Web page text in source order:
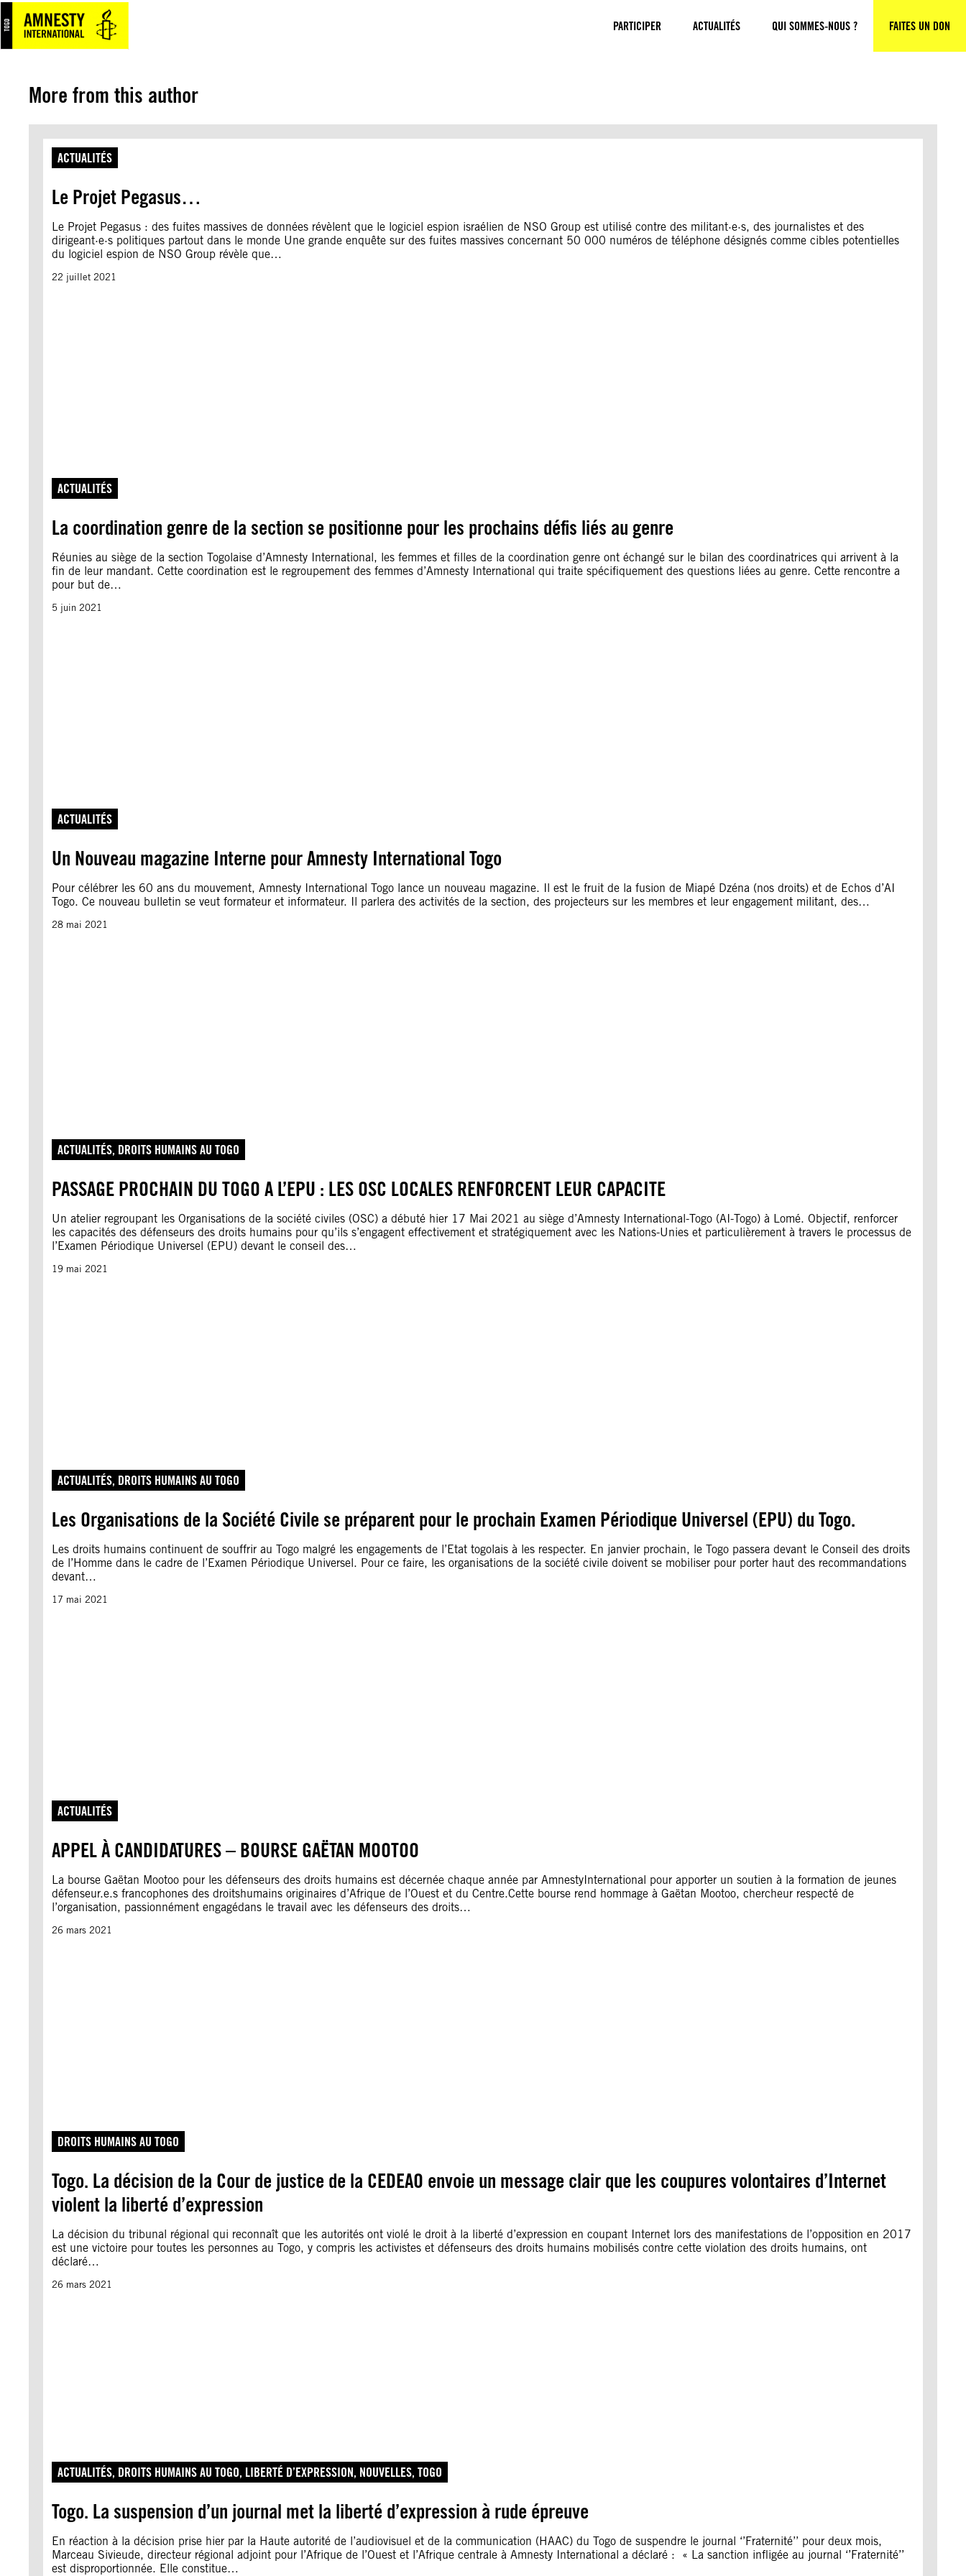
PARTICIPER ACTUALITÉS QUI SOMMES-NOUS ? FAITES UN DON
Aller
au
contenu
More from this author
ACTUALITÉS
Le Projet Pegasus…
Le Projet Pegasus : des fuites massives de données révèlent que le logiciel espion israélien de NSO Group est utilisé contre des militant·e·s, des journalistes et des
dirigeant·e·s politiques partout dans le monde Une grande enquête sur des fuites massives concernant 50 000 numéros de téléphone désignés comme cibles potentielles
du logiciel espion de NSO Group révèle que…
22 juillet 2021
ACTUALITÉS
La coordination genre de la section se positionne pour les prochains défis liés au genre
Réunies au siège de la section Togolaise d’Amnesty International, les femmes et filles de la coordination genre ont échangé sur le bilan des coordinatrices qui arrivent à la
fin de leur mandant. Cette coordination est le regroupement des femmes d’Amnesty International qui traite spécifiquement des questions liées au genre. Cette rencontre a
pour but de…
5 juin 2021
ACTUALITÉS
Un Nouveau magazine Interne pour Amnesty International Togo
Pour célébrer les 60 ans du mouvement, Amnesty International Togo lance un nouveau magazine. Il est le fruit de la fusion de Miapé Dzéna (nos droits) et de Echos d’AI
Togo. Ce nouveau bulletin se veut formateur et informateur. Il parlera des activités de la section, des projecteurs sur les membres et leur engagement militant, des…
28 mai 2021
ACTUALITÉS, DROITS HUMAINS AU TOGO
PASSAGE PROCHAIN DU TOGO A L’EPU : LES OSC LOCALES RENFORCENT LEUR CAPACITE
Un atelier regroupant les Organisations de la société civiles (OSC) a débuté hier 17 Mai 2021 au siège d’Amnesty International-Togo (AI-Togo) à Lomé. Objectif, renforcer
les capacités des défenseurs des droits humains pour qu’ils s’engagent effectivement et stratégiquement avec les Nations-Unies et particulièrement à travers le processus de
l’Examen Périodique Universel (EPU) devant le conseil des…
19 mai 2021
ACTUALITÉS, DROITS HUMAINS AU TOGO
Les Organisations de la Société Civile se préparent pour le prochain Examen Périodique Universel (EPU) du Togo.
Les droits humains continuent de souffrir au Togo malgré les engagements de l’Etat togolais à les respecter. En janvier prochain, le Togo passera devant le Conseil des droits
de l’Homme dans le cadre de l’Examen Périodique Universel. Pour ce faire, les organisations de la société civile doivent se mobiliser pour porter haut des recommandations
devant…
17 mai 2021
ACTUALITÉS
APPEL À CANDIDATURES – BOURSE GAËTAN MOOTOO
La bourse Gaëtan Mootoo pour les défenseurs des droits humains est décernée chaque année par AmnestyInternational pour apporter un soutien à la formation de jeunes
défenseur.e.s francophones des droitshumains originaires d’Afrique de l’Ouest et du Centre.Cette bourse rend hommage à Gaëtan Mootoo, chercheur respecté de
l’organisation, passionnément engagédans le travail avec les défenseurs des droits…
26 mars 2021
DROITS HUMAINS AU TOGO
Togo. La décision de la Cour de justice de la CEDEAO envoie un message clair que les coupures volontaires d’Internet
violent la liberté d’expression
La décision du tribunal régional qui reconnaît que les autorités ont violé le droit à la liberté d’expression en coupant Internet lors des manifestations de l’opposition en 2017
est une victoire pour toutes les personnes au Togo, y compris les activistes et défenseurs des droits humains mobilisés contre cette violation des droits humains, ont
déclaré…
26 mars 2021
ACTUALITÉS, DROITS HUMAINS AU TOGO, LIBERTÉ D’EXPRESSION, NOUVELLES, TOGO
Togo. La suspension d’un journal met la liberté d’expression à rude épreuve
En réaction à la décision prise hier par la Haute autorité de l’audiovisuel et de la communication (HAAC) du Togo de suspendre le journal ‘’Fraternité’’ pour deux mois,
Marceau Sivieude, directeur régional adjoint pour l’Afrique de l’Ouest et l’Afrique centrale à Amnesty International a déclaré : « La sanction infligée au journal ‘’Fraternité’’
est disproportionnée. Elle constitue…